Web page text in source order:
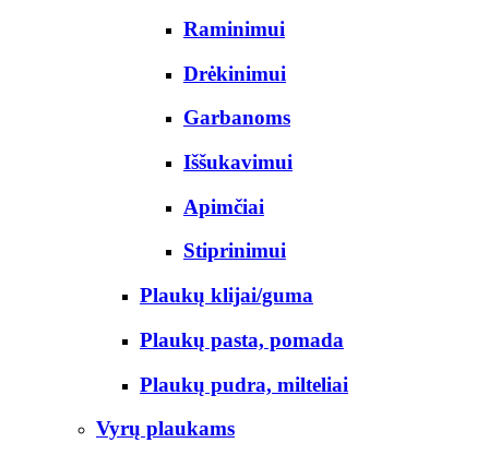
Raminimui
Drėkinimui
Garbanoms
Iššukavimui
Apimčiai
Stiprinimui
Plaukų klijai/guma
Plaukų pasta, pomada
Plaukų pudra, milteliai
Vyrų plaukams